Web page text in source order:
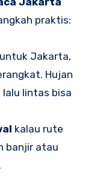
praktis:
untuk Jakarta,
Hujan
lintas bisa
kalau rute
banjir atau